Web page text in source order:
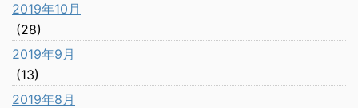
2019年10月
(28)
2019年9月
(13)
2019年8月